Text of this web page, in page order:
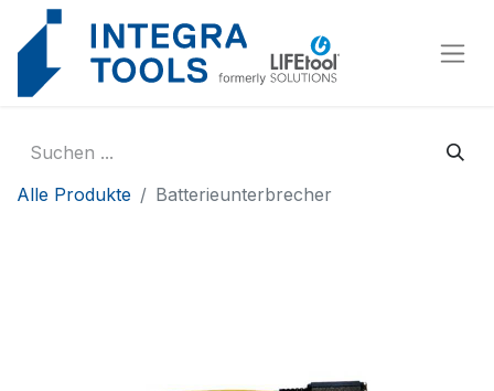
Alle Produkte Batterieunterbrecher
Cookie-Einstellungen